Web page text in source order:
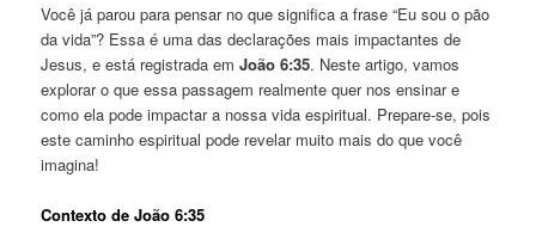
Você já parou para pensar no que significa a frase “Eu sou o pão
da vida”? Essa é uma das declarações mais impactantes de
Jesus, e está registrada emJoão 6:35. Neste artigo, vamos
explorar o que essa passagem realmente quer nos ensinar e
como ela pode impactar a nossa vida espiritual. Prepare-se, pois
este caminho espiritual pode revelar muito mais do que você
imagina!
Contexto de João 6:35